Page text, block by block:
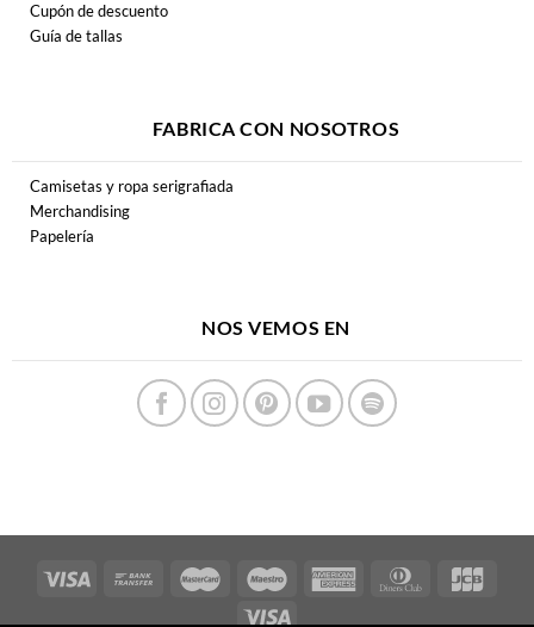
Cupón de descuento
Guía de tallas
FABRICA CON NOSOTROS
Camisetas y ropa serigrafiada
Merchandising
Papelería
NOS VEMOS EN